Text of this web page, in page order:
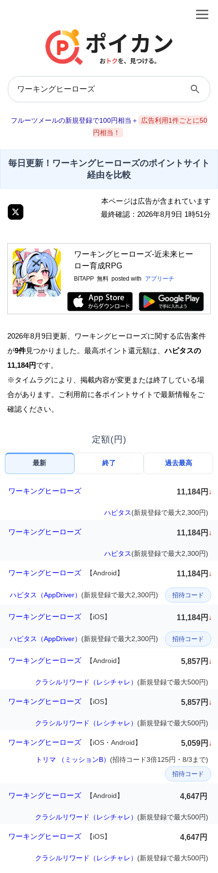
フルーツメールの新規登録で100円相当＋
広告利用1件ごとに50
円相当！
毎日更新！ワーキングヒーローズのポイントサイト
経由を比較
本ページは広告が含まれています
最終確認：2026年8月9日 1時51分
ワーキングヒーローズ-近未来ヒー
ロー育成RPG
BITAPP 無料 posted with アプリーチ
2026年8月9日更新、ワーキングヒーローズに関する広告案件
が9件見つかりました。最高ポイント還元額は、ハピタスの
11,184円です。
※タイムラグにより、掲載内容が変更または終了している場
合があります。ご利用前に各ポイントサイトで最新情報をご
確認ください。
定額(円)
最新 終了 過去最高
ワーキングヒーローズ 11,184円 ↓
ハピタス(新規登録で最大2,300円)
ワーキングヒーローズ 11,184円 ↓
ハピタス(新規登録で最大2,300円)
ワーキングヒーローズ 【Android】 11,184円 ↓
ハピタス（AppDriver） (新規登録で最大2,300円) 招待コード
ワーキングヒーローズ 【iOS】 11,184円 ↓
ハピタス（AppDriver） (新規登録で最大2,300円) 招待コード
ワーキングヒーローズ 【Android】 5,857円 ↓
クラシルリワード（レシチャレ） (新規登録で最大500円)
ワーキングヒーローズ 【iOS】 5,857円 ↓
クラシルリワード（レシチャレ） (新規登録で最大500円)
ワーキングヒーローズ 【iOS・Android】 5,059円 ↓
トリマ （ミッションB） (招待コード3倍125円・8/3まで)
招待コード
ワーキングヒーローズ 【Android】 4,647円
クラシルリワード（レシチャレ） (新規登録で最大500円)
ワーキングヒーローズ 【iOS】 4,647円
クラシルリワード（レシチャレ） (新規登録で最大500円)